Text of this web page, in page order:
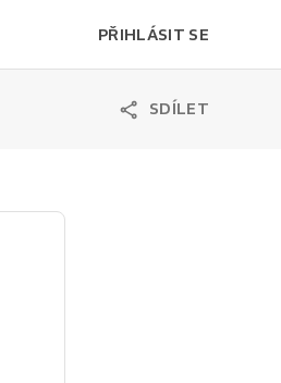
PŘIHLÁSIT SE
SDÍLET